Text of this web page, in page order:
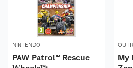
Gjør julen koselig og fin. Er du
julehelt?
NINTENDO
PAW Patrol™ Rescue
My